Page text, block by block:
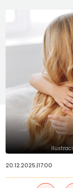
20.12.2025.|17:00